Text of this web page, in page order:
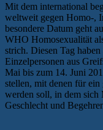
Mit dem international
weltweit gegen Homo-,
besondere Datum geht
WHO Homosexualität
strich. Diesen Tag
Einzelpersonen aus
Mai bis zum 14. Juni
stellen, mit denen für
werden soll, in dem sich
Geschlecht und